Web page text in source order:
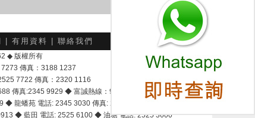
有用資料 聯絡我們
◆ 版權所有
傳真：3188 1237
7722 傳真：2320 1116
傳真:2345 9929 ◆ 富誠熱線：9337 9028
龍蟠苑 電話: 2345 3030 傳真: 2345 3737
◆ 藍田 電話: 2525 6100 ◆ 油塘 電話: 2525 3600